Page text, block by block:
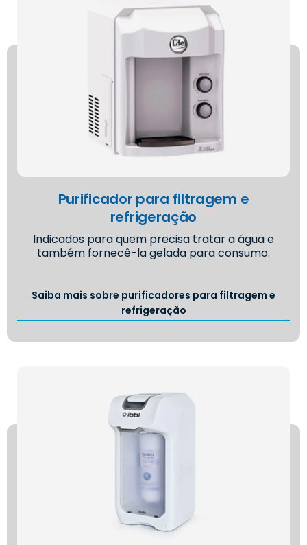
Purificador para filtragem e
refrigeração
Indicados para quem precisa tratar a água e
também fornecê-la gelada para consumo.
Saiba mais sobre purificadores para filtragem e
refrigeração